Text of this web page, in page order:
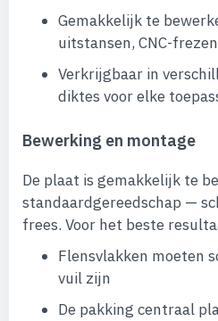
Gemakkelijk te
uitstansen, CNC-frezen
Verkrijgbaar in
diktes voor elke
Bewerking en montage
De plaat is gemakkelijk te
standaardgereedschap —
frees. Voor het beste
Flensvlakken moeten
vuil zijn
De pakking centraal